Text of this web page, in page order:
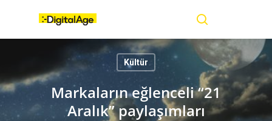
content
Kültür
Markaların eğlenceli “21
Aralık” paylaşımları